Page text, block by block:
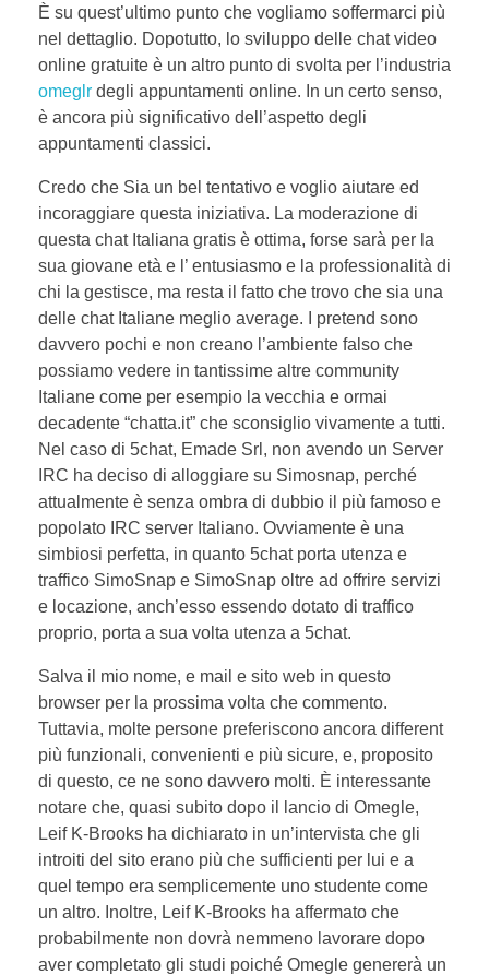
È su quest’ultimo punto che vogliamo soffermarci più
nel dettaglio. Dopotutto, lo sviluppo delle chat video
online gratuite è un altro punto di svolta per l’industria
omeglr degli appuntamenti online. In un certo senso,
è ancora più significativo dell’aspetto degli
appuntamenti classici.
Credo che Sia un bel tentativo e voglio aiutare ed
incoraggiare questa iniziativa. La moderazione di
questa chat Italiana gratis è ottima, forse sarà per la
sua giovane età e l’ entusiasmo e la professionalità di
chi la gestisce, ma resta il fatto che trovo che sia una
delle chat Italiane meglio average. I pretend sono
davvero pochi e non creano l’ambiente falso che
possiamo vedere in tantissime altre community
Italiane come per esempio la vecchia e ormai
decadente “chatta.it” che sconsiglio vivamente a tutti.
Nel caso di 5chat, Emade Srl, non avendo un Server
IRC ha deciso di alloggiare su Simosnap, perché
attualmente è senza ombra di dubbio il più famoso e
popolato IRC server Italiano. Ovviamente è una
simbiosi perfetta, in quanto 5chat porta utenza e
traffico SimoSnap e SimoSnap oltre ad offrire servizi
e locazione, anch’esso essendo dotato di traffico
proprio, porta a sua volta utenza a 5chat.
Salva il mio nome, e mail e sito web in questo
browser per la prossima volta che commento.
Tuttavia, molte persone preferiscono ancora different
più funzionali, convenienti e più sicure, e, proposito
di questo, ce ne sono davvero molti. È interessante
notare che, quasi subito dopo il lancio di Omegle,
Leif K-Brooks ha dichiarato in un’intervista che gli
introiti del sito erano più che sufficienti per lui e a
quel tempo era semplicemente uno studente come
un altro. Inoltre, Leif K-Brooks ha affermato che
probabilmente non dovrà nemmeno lavorare dopo
aver completato gli studi poiché Omegle genererà un